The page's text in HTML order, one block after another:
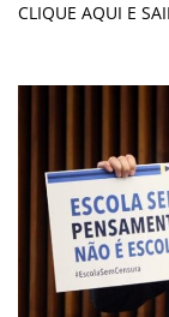
CLIQUE AQUI E